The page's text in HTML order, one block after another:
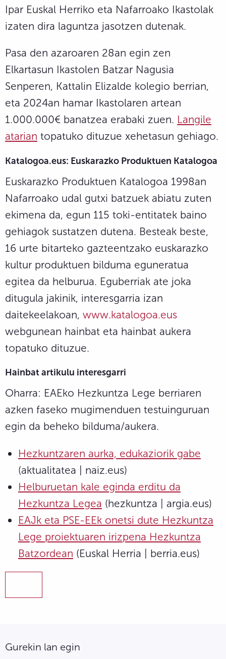
Ipar Euskal Herriko eta Nafarroako Ikastolak
izaten dira laguntza jasotzen dutenak.
Pasa den azaroaren 28an egin zen
Elkartasun Ikastolen Batzar Nagusia
Senperen, Kattalin Elizalde kolegio berrian,
eta 2024an hamar Ikastolaren artean
1.000.000€ banatzea erabaki zuen. Langile
atarian topatuko dituzue xehetasun gehiago.
Katalogoa.eus: Euskarazko Produktuen Katalogoa
Euskarazko Produktuen Katalogoa 1998an
Nafarroako udal gutxi batzuek abiatu zuten
ekimena da, egun 115 toki-entitatek baino
gehiagok sustatzen dutena. Besteak beste,
16 urte bitarteko gazteentzako euskarazko
kultur produktuen bilduma eguneratua
egitea da helburua. Eguberriak ate joka
ditugula jakinik, interesgarria izan
daitekeelakoan, www.katalogoa.eus
webgunean hainbat eta hainbat aukera
topatuko dituzue.
Hainbat artikulu interesgarri
Oharra: EAEko Hezkuntza Lege berriaren
azken faseko mugimenduen testuinguruan
egin da beheko bilduma/aukera.
Hezkuntzaren aurka, edukaziorik gabe
(aktualitatea | naiz.eus)
Helburuetan kale eginda erditu da
Hezkuntza Legea (hezkuntza | argia.eus)
EAJk eta PSE-EEk onetsi dute Hezkuntza
Lege proiektuaren irizpena Hezkuntza
Batzordean (Euskal Herria | berria.eus)
Gurekin lan egin